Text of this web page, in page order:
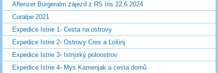
Aflenzer Bürgeralm zájezd z RS Iris 22.6.2024
Coralpe 2021
Expedice Istrie 1- Cesta na ostrovy
Expedice Istrie 2- Ostrovy Cres a Lošinj
Expedice Istrie 3- Istrijský poloostrov
Expedice Istrie 4- Mys Kamenjak a cesta domů